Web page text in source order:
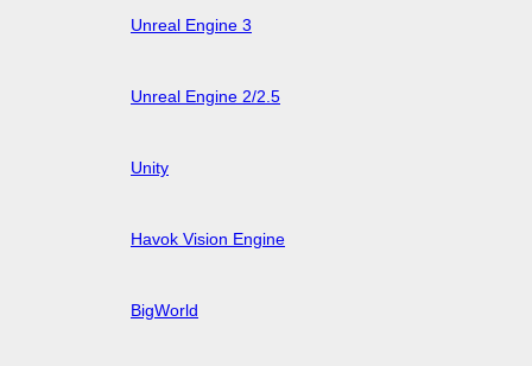
Unreal Engine 3
Unreal Engine 2/2.5
Unity
Havok Vision Engine
BigWorld